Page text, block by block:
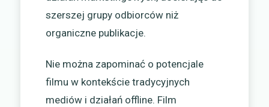
szerszej grupy odbiorców niż
organiczne publikacje.
Nie można zapominać o potencjale
filmu w kontekście tradycyjnych
mediów i działań offline. Film